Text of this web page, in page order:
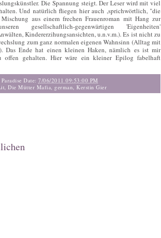
Die Spannung steigt. Der Leser wird mit viel
Und natürlich fliegen hier auch ,sprichwörtlich, "die
aus einem frechen Frauenroman mit Hang zur
gesellschaftlich-gegenwärtigen 'Eigenheiten'
Kindererzihungsansichten, u.n.v.m.). Es ist nicht zu
zum ganz normalen eigenen Wahnsinn (Alltag mit
Das Ende hat einen kleinen Haken, nämlich es ist mir
offen gehalten. Hier wäre ein kleiner Epilog fabelhaft
Date: 7/06/2011 09:53:00 PM
Die Mütter Mafia german Kerstin Gier